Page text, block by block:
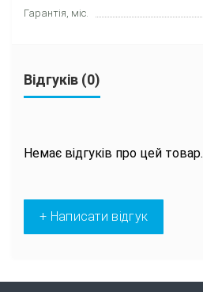
Гарантія, міс.
Відгуків (0)
Немає відгуків про цей товар.
+ Написати відгук